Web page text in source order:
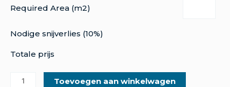
Required Area (m2)
Nodige snijverlies (10%)
Totale prijs
Toevoegen aan winkelwagen